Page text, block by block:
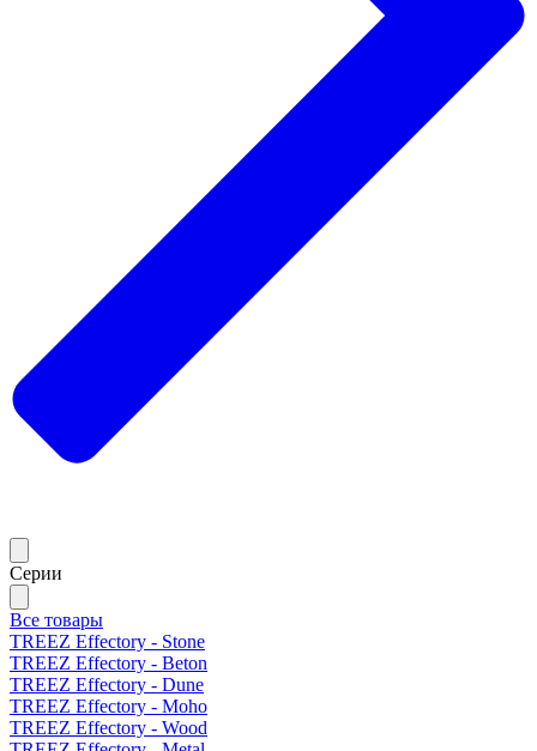
Серии
Все товары
TREEZ Effectory - Stone
TREEZ Effectory - Beton
TREEZ Effectory - Dune
TREEZ Effectory - Moho
TREEZ Effectory - Wood